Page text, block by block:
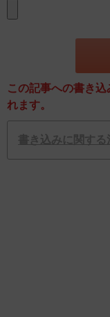
この記事への書き
れます。
書き込みに関する